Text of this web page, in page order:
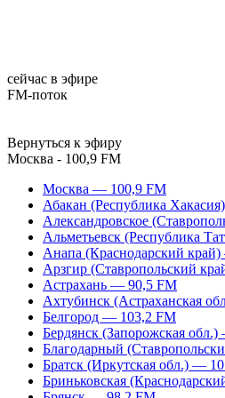
сейчас в эфире
FM-поток
Вернуться к эфиру
Москва - 100,9 FM
Москва — 100,9 FM
Абакан (Республика
Александровское
Альметьевск (Республика
Анапа (Краснодарский
Арзгир (Ставропольский
Астрахань — 90,5 FM
Ахтубинск (Астраханская
Белгород — 103,2 FM
Бердянск (Запорожская
Благодарный
Братск (Иркутская обл.) —
Бриньковская